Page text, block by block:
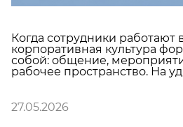
Когда сотрудники работают
корпоративная культура
собой: общение,
рабочее пространство. На
27.05.2026